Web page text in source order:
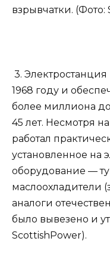
взрывчатки. (Фото:
3.
1968 году и
более миллиона
45 лет. Несмотря
работал
установленное на
оборудование —
маслоохладители
аналоги
было вывезено и
ScottishPower).